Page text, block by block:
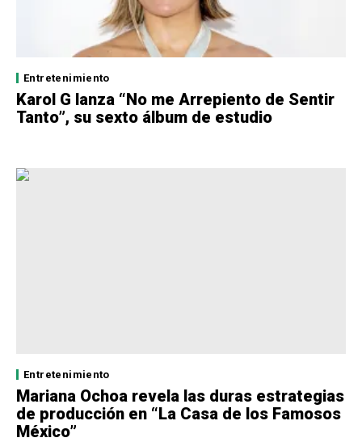
Entretenimiento
Karol G lanza “No me Arrepiento de Sentir
Tanto”, su sexto álbum de estudio
Entretenimiento
Mariana Ochoa revela las duras estrategias
de producción en “La Casa de los Famosos
México”